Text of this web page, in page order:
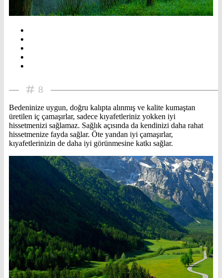
8
Bedeninize uygun, doğru kalıpta alınmış ve kalite kumaştan
üretilen iç çamaşırlar, sadece kıyafetleriniz yokken iyi
hissetmenizi sağlamaz. Sağlık açısında da kendinizi daha rahat
hissetmenize fayda sağlar. Öte yandan iyi çamaşırlar,
kıyafetlerinizin de daha iyi görünmesine katkı sağlar.